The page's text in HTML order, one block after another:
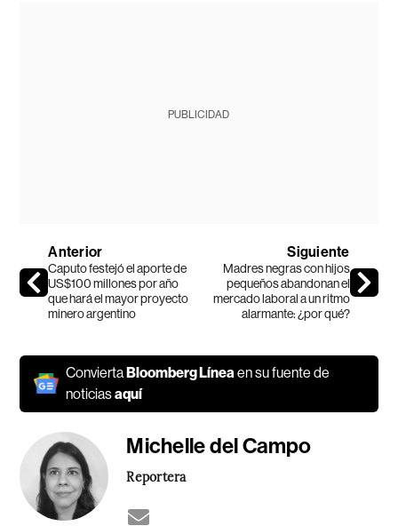
PUBLICIDAD
Anterior
Caputo festejó el aporte de
US$100 millones por año
que hará el mayor proyecto
minero argentino
Siguiente
Madres negras con hijos
pequeños abandonan el
mercado laboral a un ritmo
alarmante: ¿por qué?
ConviertaBloomberg Línea en su fuente de
noticiasaquí
Michelle del Campo
Reportera